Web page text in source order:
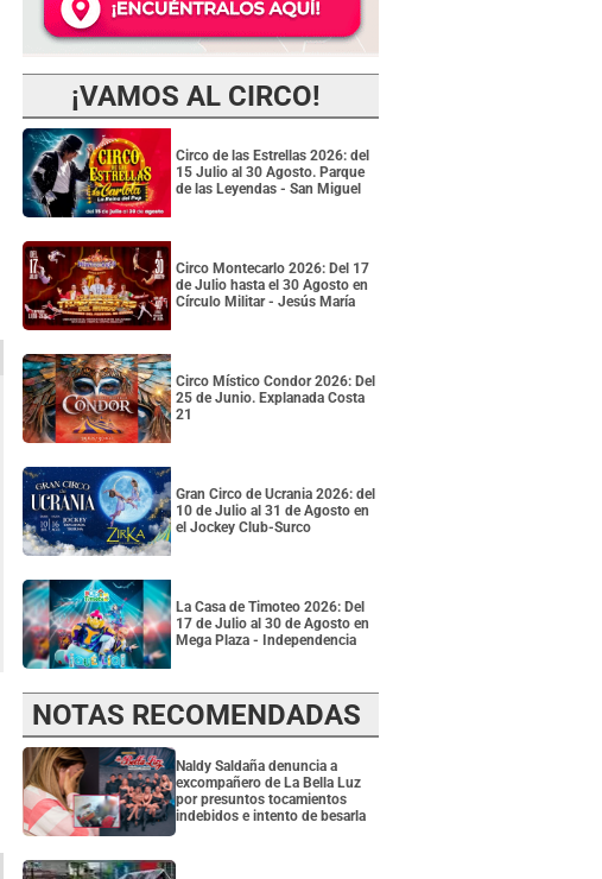
¡VAMOS AL CIRCO!
Circo de las Estrellas 2026: del
15 Julio al 30 Agosto. Parque
de las Leyendas - San Miguel
Circo Montecarlo 2026: Del 17
de Julio hasta el 30 Agosto en
Círculo Militar - Jesús María
Circo Místico Condor 2026: Del
25 de Junio. Explanada Costa
21
Gran Circo de Ucrania 2026: del
10 de Julio al 31 de Agosto en
el Jockey Club-Surco
La Casa de Timoteo 2026: Del
17 de Julio al 30 de Agosto en
Mega Plaza - Independencia
NOTAS RECOMENDADAS
Naldy Saldaña denuncia a
excompañero de La Bella Luz
por presuntos tocamientos
indebidos e intento de besarla